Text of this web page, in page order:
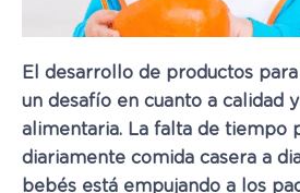
El desarrollo de productos
un desafío en cuanto a calidad
alimentaria. La falta de tiempo
diariamente comida casera a
bebés está empujando a los